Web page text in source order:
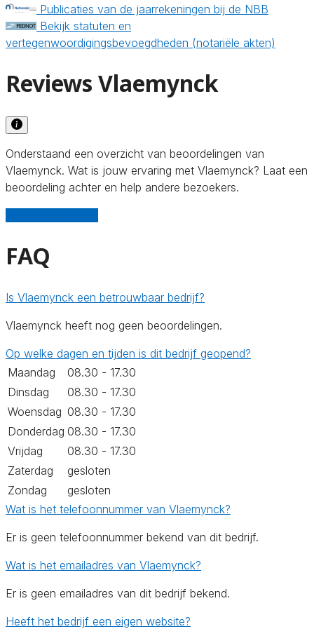
Publicaties van de jaarrekeningen bij de NBB
Bekijk statuten en
vertegenwoordigingsbevoegdheden (notariële akten)
Reviews Vlaemynck
Onderstaand een overzicht van beoordelingen van
Vlaemynck. Wat is jouw ervaring met Vlaemynck? Laat een
beoordeling achter en help andere bezoekers.
FAQ
Is Vlaemynck een betrouwbaar bedrijf?
Vlaemynck heeft nog geen beoordelingen.
Op welke dagen en tijden is dit bedrijf geopend?
Maandag
08.30 - 17.30
Dinsdag
08.30 - 17.30
Woensdag 08.30 - 17.30
Donderdag 08.30 - 17.30
Vrijdag
08.30 - 17.30
Zaterdag
gesloten
Zondag
gesloten
Wat is het telefoonnummer van Vlaemynck?
Er is geen telefoonnummer bekend van dit bedrijf.
Wat is het emailadres van Vlaemynck?
Er is geen emailadres van dit bedrijf bekend.
Heeft het bedrijf een eigen website?